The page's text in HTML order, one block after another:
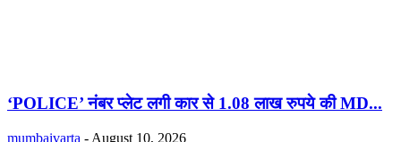
‘POLICE’ नंबर प्लेट लगी कार से 1.08 लाख रुपये की MD...
mumbaivarta - August 10, 2026